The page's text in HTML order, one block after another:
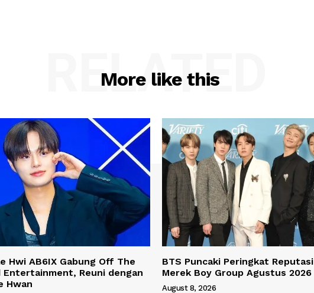
More like this
RELATED
Hwi AB6IX Gabung Off The
Entertainment, Reuni dengan
Hwan
BTS Puncaki Peringkat Reputasi
Merek Boy Group Agustus 2026
August 8, 2026